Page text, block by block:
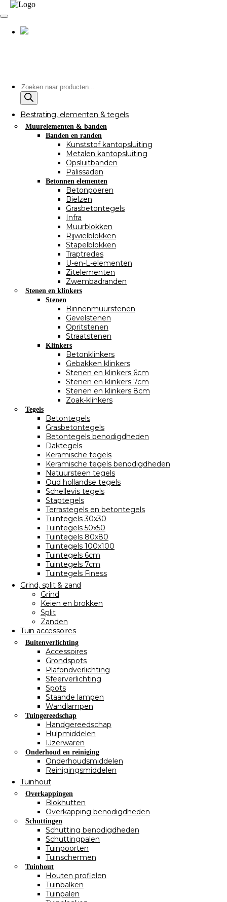
Producten
zoeken
Bestrating, elementen & tegels
Muurelementen & banden
Banden en randen
Kunststof kantopsluiting
Metalen kantopsluiting
Opsluitbanden
Palissaden
Betonnen elementen
Betonpoeren
Bielzen
Grasbetontegels
Infra
Muurblokken
Rijwielblokken
Stapelblokken
Traptredes
U-en-L-elementen
Zitelementen
Zwembadranden
Stenen en klinkers
Stenen
Binnenmuurstenen
Gevelstenen
Opritstenen
Straatstenen
Klinkers
Betonklinkers
Gebakken klinkers
Stenen en klinkers 6cm
Stenen en klinkers 7cm
Stenen en klinkers 8cm
Zoak-klinkers
Tegels
Betontegels
Grasbetontegels
Betontegels benodigdheden
Daktegels
Keramische tegels
Keramische tegels benodigdheden
Natuursteen tegels
Oud hollandse tegels
Schellevis tegels
Staptegels
Terrastegels en betontegels
Tuintegels 30x30
Tuintegels 50x50
Tuintegels 80x80
Tuintegels 100x100
Tuintegels 6cm
Tuintegels 7cm
Tuintegels Finess
Grind, split & zand
Grind
Keien en brokken
Split
Zanden
Tuin accessoires
Buitenverlichting
Accessoires
Grondspots
Plafondverlichting
Sfeerverlichting
Spots
Staande lampen
Wandlampen
Tuingereedschap
Handgereedschap
Hulpmiddelen
IJzerwaren
Onderhoud en reiniging
Onderhoudsmiddelen
Reinigingsmiddelen
Tuinhout
Overkappingen
Blokhutten
Overkapping benodigdheden
Schuttingen
Schutting benodigdheden
Schuttingpalen
Tuinpoorten
Tuinschermen
Tuinhout
Houten profielen
Tuinbalken
Tuinpalen